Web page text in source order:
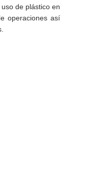
de plástico en
operaciones así